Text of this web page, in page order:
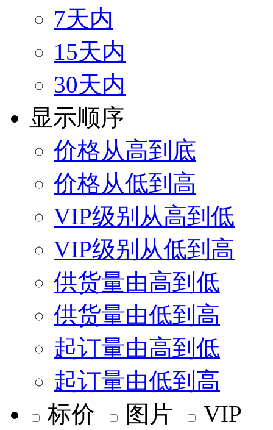
7天内
15天内
30天内
显示顺序
价格从高到底
价格从低到高
VIP级别从高到低
VIP级别从低到高
供货量由高到低
供货量由低到高
起订量由高到低
起订量由低到高
标价
图片 VIP